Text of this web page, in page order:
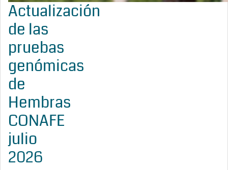
Actualización
de las
pruebas
genómicas
de
Hembras
CONAFE
julio
2026